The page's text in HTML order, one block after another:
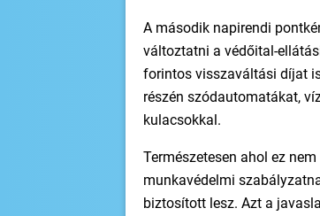
A második napirendi
változtatni a védőital-
forintos visszaváltási díjat
részén szódautomatákat,
kulacsokkal.
Természetesen ahol ez
munkavédelmi
biztosított lesz. Azt a